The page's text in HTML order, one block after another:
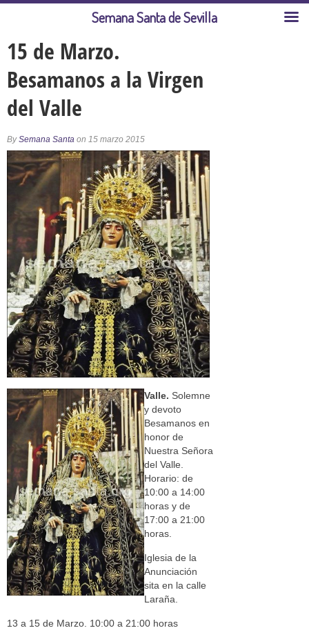
15 de Marzo.
Besamanos a la Virgen
del Valle
BySemana Santa on 15 marzo 2015
Valle. Solemne
y devoto
Besamanos en
honor de
Nuestra Señora
del Valle.
Horario: de
10:00 a 14:00
horas y de
17:00 a 21:00
horas.
Iglesia de la
Anunciación
sita en la calle
Laraña.
13 a 15 de Marzo. 10:00 a 21:00 horas
Semana Santa de Sevilla